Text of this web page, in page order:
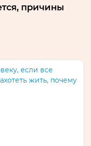
причины